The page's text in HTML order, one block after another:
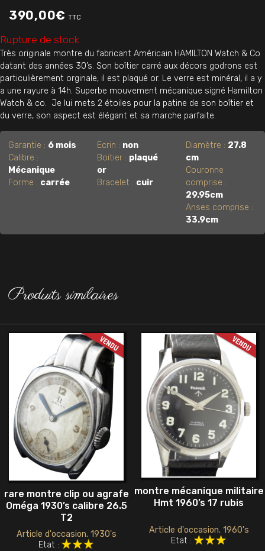
390,00€ TTC
Rupture de stock
Très originale montre du fabricant Américain HAMILTON Watch & Co
datant des années 30’s. Son boîtier carré aux décors godrons est
particulièrement orginale, il est plaqué or. Le verre est minéral, il a y
a une rayure à 14h. Superbe mouvement mécanique signé Hamilton
Watch & co. Je lui mets 2 étoiles pour la patine de son boîtier et
du verre, son aspect est élégant et sa marche parfaite.
Garantie : 6 mois
Calibre :
Mécanique
Forme : carrée
Ecrin : non
Boitier : plaqué
or
Bracelet : cuir
Diamètre : 27.8
cm
Couronne
comprise :
29.95cm
Anses comprise :
33.9cm
Produits similaires
rare montre clip ou agrafe
Oméga 1930’s calibre 26.5
T2
Article d'occasion. 1930's
Etat :
montre mécanique militaire
Hmt 1960’s 17 rubis
Article d'occasion. 1960's
Etat :